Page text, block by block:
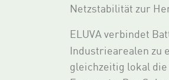
Netzstabilität zur
ELUVA verbindet
Industriearealen zu
gleichzeitig lokal